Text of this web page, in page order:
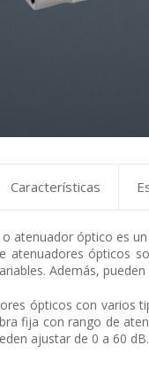
Características
atenuador óptico es
atenuadores ópticos
Además,
ópticos con varios
fija con rango de
ajustar de 0 a 60 dB.